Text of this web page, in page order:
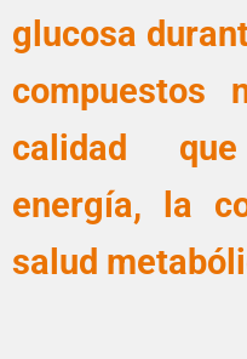
glucosa
compuestos
calidad
energía, la
salud